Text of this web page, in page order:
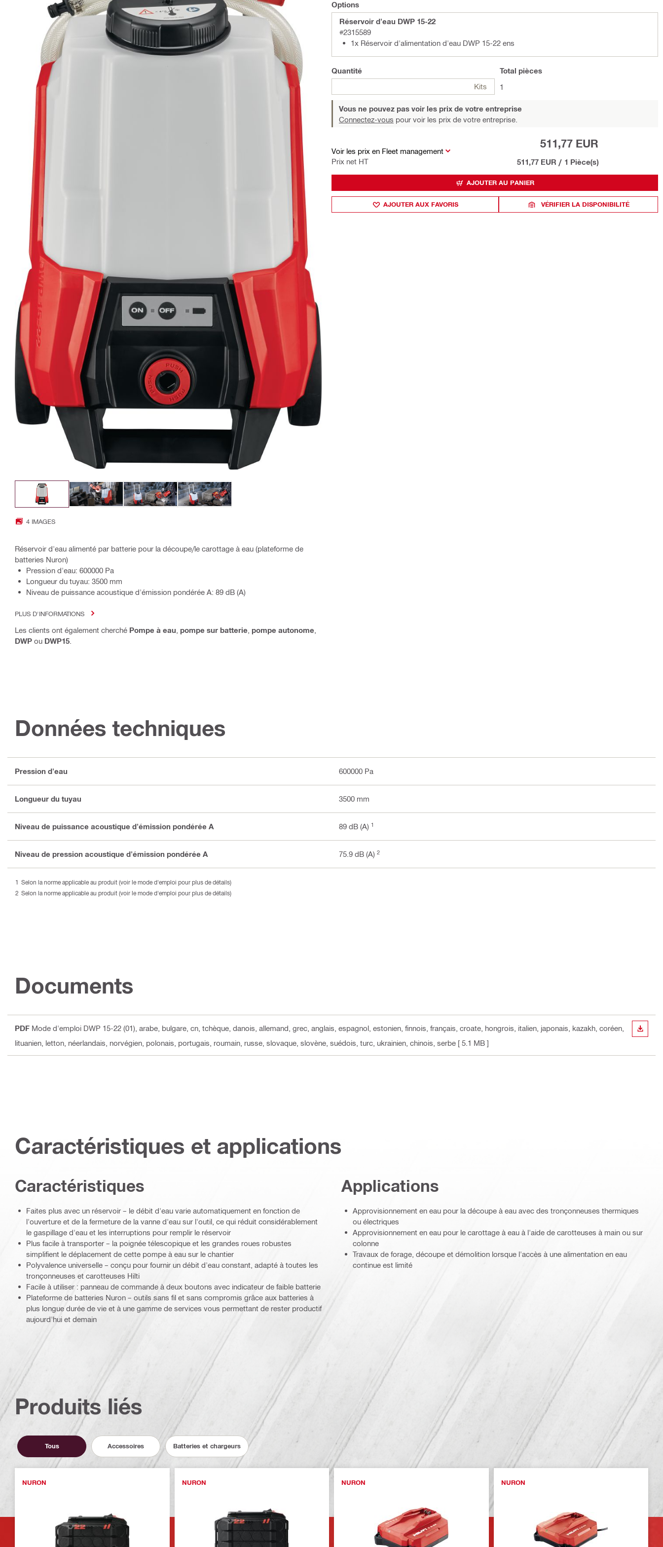
4 IMAGES
Réservoir d'eau alimenté par batterie pour la découpe/le carottage à eau (plateforme de
batteries Nuron)
Pression d'eau: 600000 Pa
Longueur du tuyau: 3500 mm
Niveau de puissance acoustique d'émission pondérée A: 89 dB (A)
PLUS D'INFORMATIONS
Les clients ont également cherché Pompe à eau pompe sur batterie pompe autonome
DWP ou DWP15
Options
Réservoir d'eau DWP 15-22
#2315589
1x Réservoir d'alimentation d'eau DWP 15-22 ens
Quantité
Kits
Total pièces
1
Vous ne pouvez pas voir les prix de votre entreprise
Connectez-vous pour voir les prix de votre entreprise.
Voir les prix en Fleet management
Prix net HT
511,77 EUR
511,77 EUR / 1 Pièce(s)
AJOUTER AU PANIER
AJOUTER AUX FAVORIS VÉRIFIER LA DISPONIBILITÉ
Données techniques
Pression d'eau 600000 Pa
Longueur du tuyau 3500 mm
Niveau de puissance acoustique d'émission pondérée A 89 dB (A) 1
Niveau de pression acoustique d'émission pondérée A 75.9 dB (A) 2
Selon la norme applicable au produit (voir le mode d'emploi pour plus de détails)
Selon la norme applicable au produit (voir le mode d'emploi pour plus de détails)
Documents
PDF Mode d'emploi DWP 15-22 (01) , arabe, bulgare, cn, tchèque, danois, allemand, grec, anglais, espagnol, estonien, finnois, français, croate, hongrois, italien, japonais, kazakh, coréen,
lituanien, letton, néerlandais, norvégien, polonais, portugais, roumain, russe, slovaque, slovène, suédois, turc, ukrainien, chinois, serbe [ 5.1 MB ]
Caractéristiques et applications
Caractéristiques
Faites plus avec un réservoir – le débit d'eau varie automatiquement en fonction de
l'ouverture et de la fermeture de la vanne d'eau sur l'outil, ce qui réduit considérablement
le gaspillage d'eau et les interruptions pour remplir le réservoir
Plus facile à transporter – la poignée télescopique et les grandes roues robustes
simplifient le déplacement de cette pompe à eau sur le chantier
Polyvalence universelle – conçu pour fournir un débit d'eau constant, adapté à toutes les
tronçonneuses et carotteuses Hilti
Facile à utiliser : panneau de commande à deux boutons avec indicateur de faible batterie
Plateforme de batteries Nuron – outils sans fil et sans compromis grâce aux batteries à
plus longue durée de vie et à une gamme de services vous permettant de rester productif
aujourd'hui et demain
Applications
Approvisionnement en eau pour la découpe à eau avec des tronçonneuses thermiques
ou électriques
Approvisionnement en eau pour le carottage à eau à l'aide de carotteuses à main ou sur
colonne
Travaux de forage, découpe et démolition lorsque l'accès à une alimentation en eau
continue est limité
Produits liés
Tous Accessoires Batteries et chargeurs
NURON NURON NURON NURON